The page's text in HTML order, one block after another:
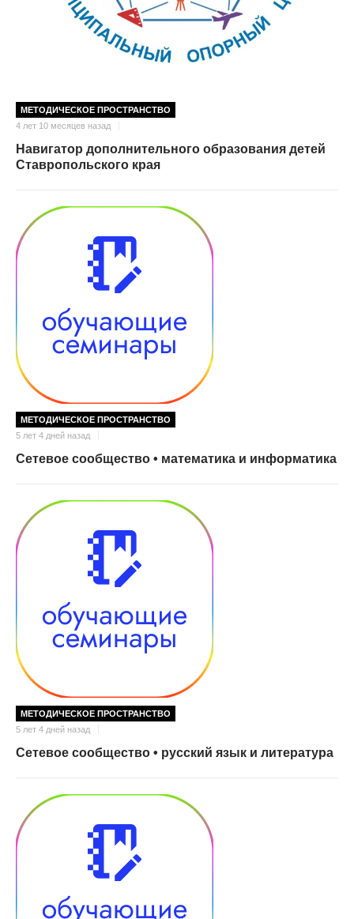
МЕТОДИЧЕСКОЕ ПРОСТРАНСТВО
4 лет 10 месяцев назад
Навигатор дополнительного образования детей
Ставропольского края
МЕТОДИЧЕСКОЕ ПРОСТРАНСТВО
5 лет 4 дней назад
Сетевое сообщество • математика и информатика
МЕТОДИЧЕСКОЕ ПРОСТРАНСТВО
5 лет 4 дней назад
Сетевое сообщество • русский язык и литература